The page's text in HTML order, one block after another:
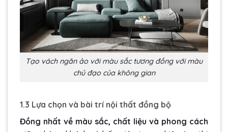
Tạo vách ngăn ảo với màu sắc tương đồng với màu
chủ đạo của không gian
1.3 Lựa chọn và bài trí nội thất đồng bộ
Đồng nhất về màu sắc, chất liệu và phong cách